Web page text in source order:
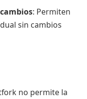
: Permiten
sin cambios
no permite la